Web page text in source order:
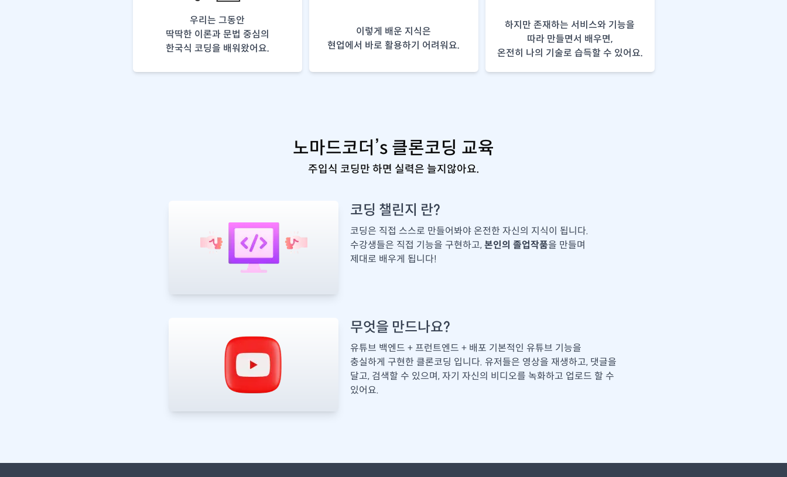
우리는 그동안
딱딱한 이론과 문법 중심의
한국식 코딩을 배워왔어요.
이렇게 배운 지식은
현업에서 바로 활용하기 어려워요.
하지만 존재하는 서비스와 기능을
따라 만들면서 배우면,
온전히 나의 기술로 습득할 수 있어요.
노마드코더’s 클론코딩 교육
주입식 코딩만 하면 실력은 늘지않아요.
코딩 챌린지 란?
코딩은 직접 스스로 만들어봐야 온전한 자신의 지식이 됩니다.
수강생들은 직접 기능을 구현하고,본인의 졸업작품을 만들며
제대로 배우게 됩니다!
무엇을 만드나요?
유튜브 백엔드 + 프런트엔드 + 배포 기본적인 유튜브 기능을
충실하게 구현한 클론코딩 입니다. 유저들은 영상을 재생하고, 댓글을
달고, 검색할 수 있으며, 자기 자신의 비디오를 녹화하고 업로드 할 수
있어요.